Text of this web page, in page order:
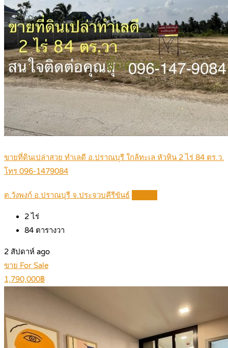
ขายที่ดินเปล่าสวย ทําเลดี อ.ปราณบุรี ใกล้ทะเล หัวหิน 2 ไร่ 84 ตร.ว.
โทร 096-1479084
ต.วังพงก์ อ.ปราณบุรี จ.ประจวบคีรีขันธ์
2ไร่
84 ตารางวา
2 สัปดาห์ ago
ขาย For Sale
1,790,000฿